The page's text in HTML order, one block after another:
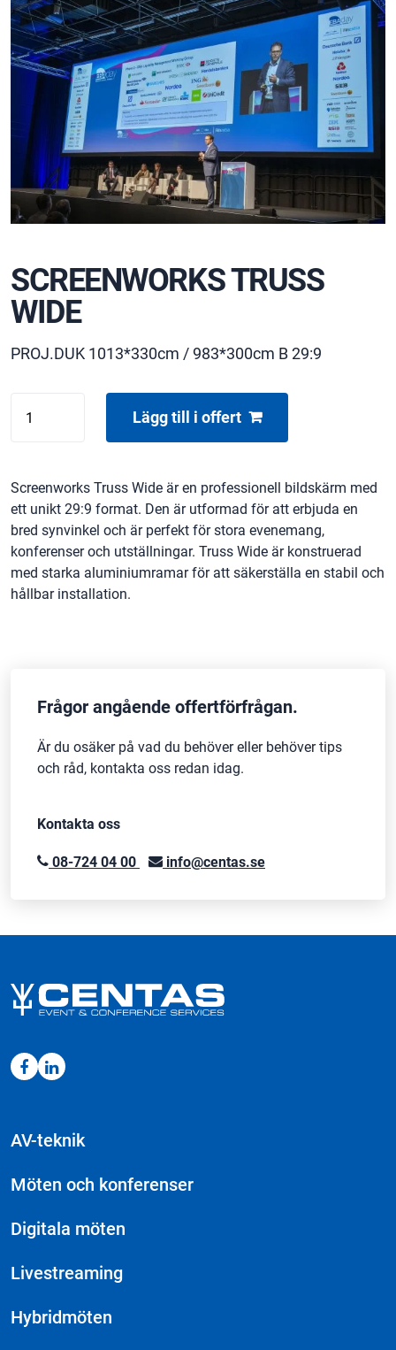
SCREENWORKS TRUSS
WIDE
PROJ.DUK 1013*330cm / 983*300cm B 29:9
TRUSS
Lägg till i offert
Screenworks Truss Wide är en professionell bildskärm med
ett unikt 29:9 format. Den är utformad för att erbjuda en
bred synvinkel och är perfekt för stora evenemang,
konferenser och utställningar. Truss Wide är konstruerad
med starka aluminiumramar för att säkerställa en stabil och
hållbar installation.
Frågor angående offertförfrågan.
Är du osäker på vad du behöver eller behöver tips
och råd, kontakta oss redan idag.
Kontakta oss
08-724 04 00 info@centas.se
AV-teknik
Möten och konferenser
Digitala möten
Livestreaming
Hybridmöten